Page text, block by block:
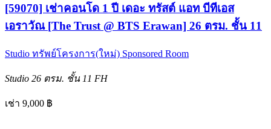
[59070] เช่าคอนโด 1 ปี เดอะ ทรัสต์ แอท บีทีเอส
เอราวัณ [The Trust @ BTS Erawan] 26 ตรม. ชั้น 11
Studio ทรัพย์โครงการ(ใหม่) Sponsored Room
Studio 26 ตรม. ชั้น 11 FH
เช่า 9,000 ฿